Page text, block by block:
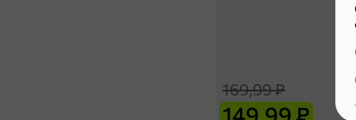
149,99 ₽
169,99 ₽